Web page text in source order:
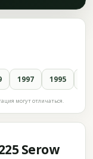
1997 1995
могут отличаться.
Serow